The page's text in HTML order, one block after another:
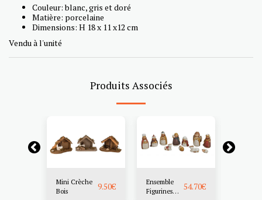
Couleur: blanc, gris et doré
Matière: porcelaine
Dimensions: H 18 x 11 x12 cm
Vendu à l'unité
Produits Associés
Mini Crèche
Bois
9.50€
Ensemble
Figurines
54.70€